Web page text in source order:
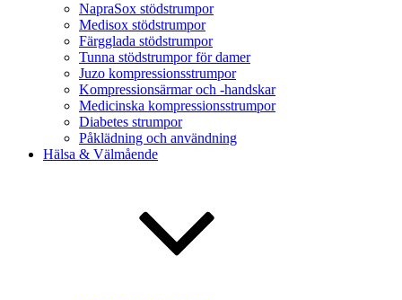
NapraSox stödstrumpor
Medisox stödstrumpor
Färgglada stödstrumpor
Tunna stödstrumpor för damer
Juzo kompressionsstrumpor
Kompressionsärmar och -handskar
Medicinska kompressionsstrumpor
Diabetes strumpor
Påklädning och användning
Hälsa & Välmående